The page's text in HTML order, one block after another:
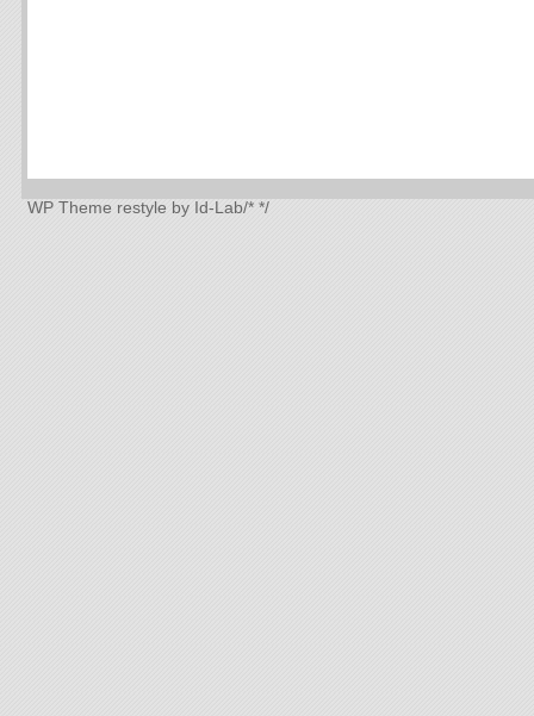
WP Theme restyle by Id-Lab/* */